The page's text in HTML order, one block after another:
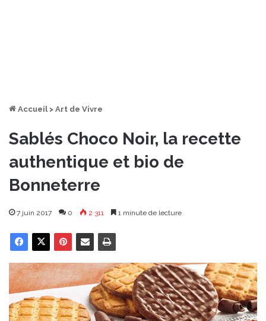
Accueil > Art de Vivre
Sablés Choco Noir, la recette
authentique et bio de
Bonneterre
7 juin 2017 0 2 311 1 minute de lecture